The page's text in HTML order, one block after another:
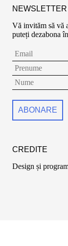
NEWSLETTER
Vă invităm să vă
puteți dezabona
CREDITE
Design și